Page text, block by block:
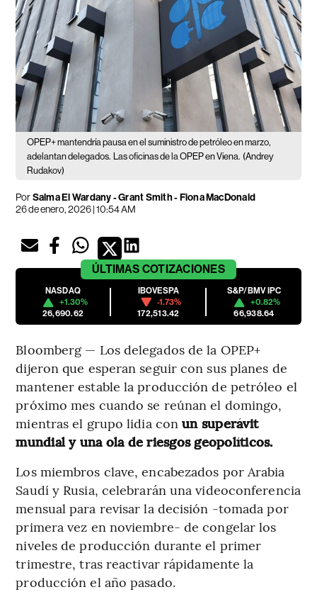
OPEP+ mantendría pausa en el suministro de petróleo en marzo,
adelantan delegados. Las oficinas de la OPEP en Viena. (Andrey
Rudakov)
PorSalma El Wardany - Grant Smith - Fiona MacDonald
26 de enero, 2026 | 10:54 AM
ÚLTIMAS COTIZACIONES
NASDAQ
+1.30%
26,690.62
IBOVESPA
-1.73%
172,513.42
S&P/BMV IPC
+0.82%
66,938.64
Bloomberg — Los delegados de la OPEP+
dijeron que esperan seguir con sus planes de
mantener estable la producción de petróleo el
próximo mes cuando se reúnan el domingo,
mientras el grupo lidia conun superávit
mundial y una ola de riesgos geopolíticos.
Los miembros clave, encabezados por Arabia
Saudí y Rusia, celebrarán una videoconferencia
mensual para revisar la decisión -tomada por
primera vez en noviembre- de congelar los
niveles de producción durante el primer
trimestre, tras reactivar rápidamente la
producción el año pasado.